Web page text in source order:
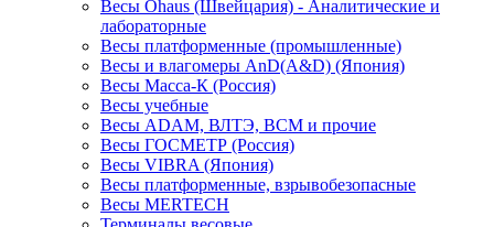
Весы Ohaus (Швейцария) - Аналитические и
лабораторные
Весы платформенные (промышленные)
Весы и влагомеры AnD(A&D) (Япония)
Весы Масса-К (Россия)
Весы учебные
Весы ADAM, ВЛТЭ, BCM и прочие
Весы ГОСМЕТР (Россия)
Весы VIBRA (Япония)
Весы платформенные, взрывобезопасные
Весы MERTECH